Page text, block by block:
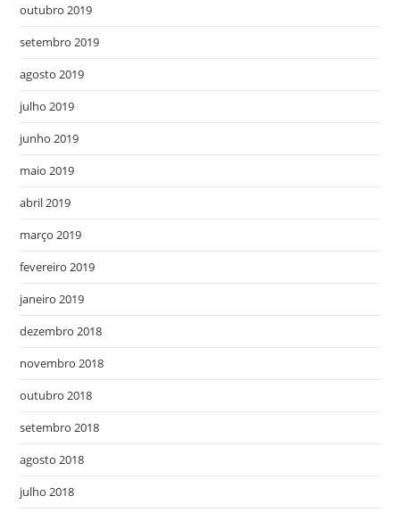
outubro 2019
setembro 2019
agosto 2019
julho 2019
junho 2019
maio 2019
abril 2019
março 2019
fevereiro 2019
janeiro 2019
dezembro 2018
novembro 2018
outubro 2018
setembro 2018
agosto 2018
julho 2018